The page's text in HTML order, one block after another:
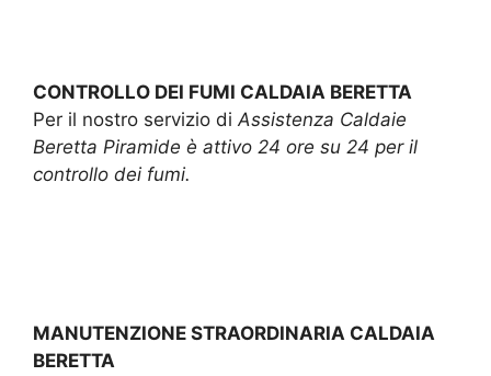
CONTROLLO DEI FUMI CALDAIA BERETTA
Per il nostro servizio diAssistenza Caldaie
Beretta Piramide è attivo 24 ore su 24 per il
controllo dei fumi.
MANUTENZIONE STRAORDINARIA CALDAIA
BERETTA